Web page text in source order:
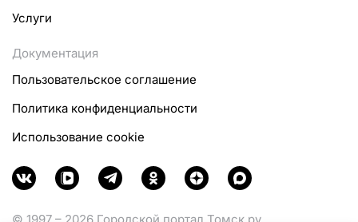
Услуги
Документация
Пользовательское соглашение
Политика конфиденциальности
Использование cookie